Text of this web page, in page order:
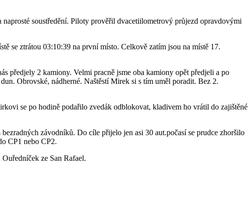
soustředění. Piloty prověřil dvacetiilometrový průjezd opravdovými
se ztrátou 03:10:39 na první místo. Celkově zatím jsou na místě 17.
předjely 2 kamiony. Velmi pracně jsme oba kamiony opět předjeli a po
Obrovské, nádherné. Naštěstí Mirek si s tím uměl poradit. Bez 2.
se po hodině podařilo zvedák odblokovat, kladivem ho vrátil do zajištěné
závodníků. Do cíle přijelo jen asi 30 aut.počasí se prudce zhoršilo
CP1 nebo CP2.
ze San Rafael.